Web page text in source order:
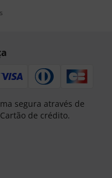
segura através de
de crédito.